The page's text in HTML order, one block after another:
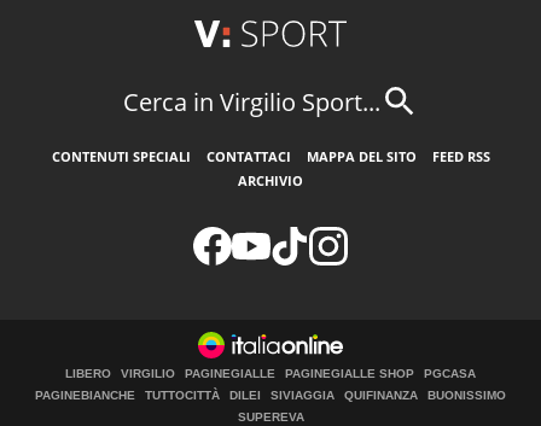
Cerca in Virgilio Sport...
CONTENUTI SPECIALI CONTATTACI MAPPA DEL SITO
FEED RSS
ARCHIVIO
LIBERO VIRGILIO PAGINEGIALLE PAGINEGIALLE SHOP
PGCASA
PAGINEBIANCHE
TUTTOCITTÀ DILEI SIVIAGGIA QUIFINANZA
BUONISSIMO
SUPEREVA